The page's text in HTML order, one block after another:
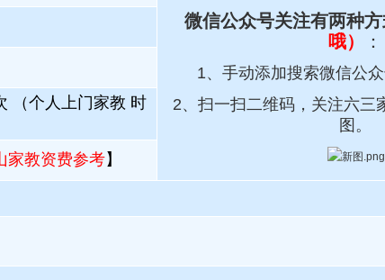
微信公众号关注有两种
哦）
：
1、手动添加搜索微信公众
2、扫一扫二维码，关注六三
图。
（个人上门家教 时
家教资费参考】